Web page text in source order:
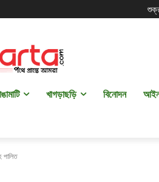
খাগড়াছড়ি বিনোদন
পালিত